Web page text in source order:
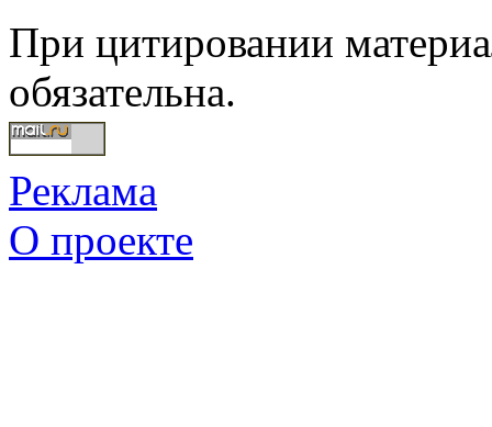
При цитировании
обязательна.
Реклама
О проекте